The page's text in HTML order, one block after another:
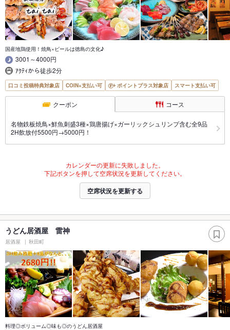
国産地鶏使用！焼鳥×ビールは徳島の文化♪
3001～4000円
ｱｸﾃｨから徒歩2分
口コミ投稿特典対象店 COIN+支払い可 ポイントプラス対象店 スマート支払い可
クーポン コース
名物鉄板焼鳥×鮮魚刺盛3種×鶏唐揚げ×ガーリックシュリンプ含む全9品
2H飲放付5500円→5000円！
カレンダーの更新に失敗しました。
下記ボタンを押して空席状況を更新してください。
空席状況を更新する
うどん居酒屋 雷神
居酒屋 秋田町
料理◎ボリューム◎味も◎のうどん居酒屋